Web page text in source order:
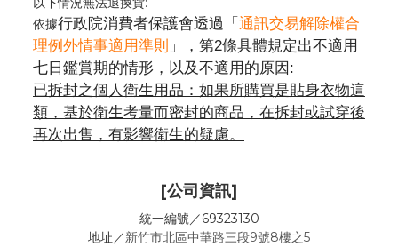
依據行政院消費者保護會透過「 通訊交易解除權合
理例外情事適用準則 」，第2條具體規定出不適用
七日鑑賞期的情形，以及不適用的原因:
已拆封之個人衛生用品：如果所購買是貼身衣物這
類，基於衛生考量而密封的商品，在拆封或試穿後
再次出售，有影響衛生的疑慮。
[公司資訊]
統一編號／69323130
地址／新竹市北區中華路三段9號8樓之5